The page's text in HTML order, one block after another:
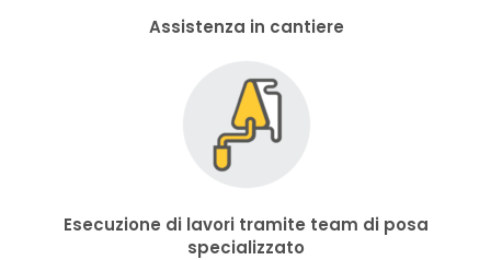
Assistenza in cantiere
Esecuzione di lavori tramite team di posa
specializzato